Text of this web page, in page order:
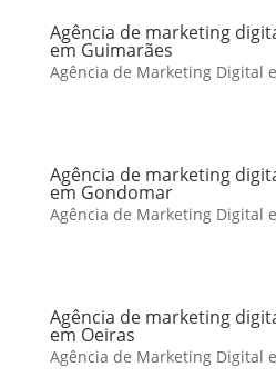
Agência de marketing
em Guimarães
Agência de Marketing Digital
Agência de marketing
em Gondomar
Agência de Marketing Digital
Agência de marketing
em Oeiras
Agência de Marketing Digital